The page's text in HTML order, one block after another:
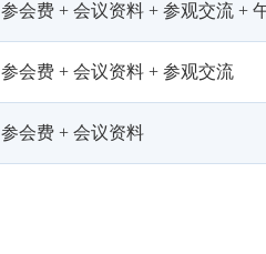
参会费 + 会议资料 + 参观交流 +
参会费 + 会议资料 + 参观交流
参会费 + 会议资料